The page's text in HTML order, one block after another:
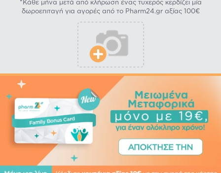
*Κάθε μήνα μετά από κλήρωση ένας τυχερός κερδίζει μία
δωροεπιταγή για αγορές από το Pharm24.gr αξίας 100€